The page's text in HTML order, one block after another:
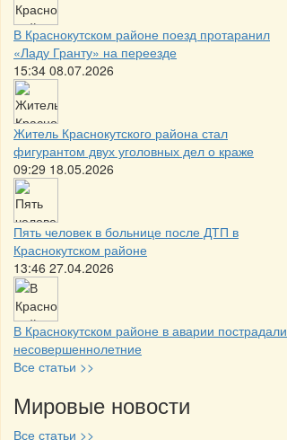
В Краснокутском районе поезд протаранил
«Ладу Гранту» на переезде
15:34 08.07.2026
Житель Краснокутского района стал
фигурантом двух уголовных дел о краже
09:29 18.05.2026
Пять человек в больнице после ДТП в
Краснокутском районе
13:46 27.04.2026
В Краснокутском районе в аварии пострадали
несовершеннолетние
Все статьи >>
Мировые новости
Все статьи >>